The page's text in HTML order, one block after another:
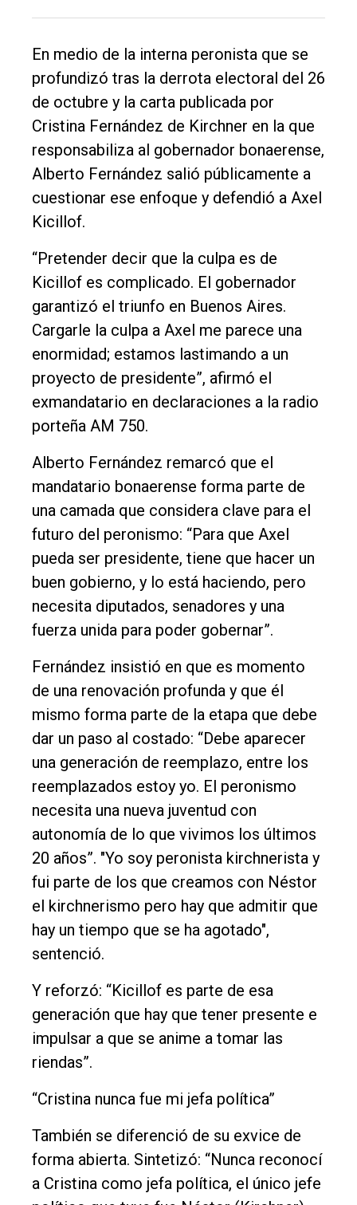
DIARIO
Balcarce
Inicio
Tendencia
Int.
General
Política
Cultura
Entrevistas
Rural
Deportes
Fúnebres
Edición
Empresa
Nosotros
Contacto
En medio de la interna peronista que se
profundizó tras la derrota electoral del 26
de octubre y la carta publicada por
Cristina Fernández de Kirchner en la que
responsabiliza al gobernador bonaerense,
Alberto Fernández salió públicamente a
cuestionar ese enfoque y defendió a Axel
Kicillof.
“Pretender decir que la culpa es de
Kicillof es complicado. El gobernador
garantizó el triunfo en Buenos Aires.
Cargarle la culpa a Axel me parece una
enormidad; estamos lastimando a un
proyecto de presidente”, afirmó el
exmandatario en declaraciones a la radio
porteña AM 750.
Alberto Fernández remarcó que el
mandatario bonaerense forma parte de
una camada que considera clave para el
futuro del peronismo: “Para que Axel
pueda ser presidente, tiene que hacer un
buen gobierno, y lo está haciendo, pero
necesita diputados, senadores y una
fuerza unida para poder gobernar”.
Fernández insistió en que es momento
de una renovación profunda y que él
mismo forma parte de la etapa que debe
dar un paso al costado: “Debe aparecer
una generación de reemplazo, entre los
reemplazados estoy yo. El peronismo
necesita una nueva juventud con
autonomía de lo que vivimos los últimos
20 años”. "Yo soy peronista kirchnerista y
fui parte de los que creamos con Néstor
el kirchnerismo pero hay que admitir que
hay un tiempo que se ha agotado",
sentenció.
Y reforzó: “Kicillof es parte de esa
generación que hay que tener presente e
impulsar a que se anime a tomar las
riendas”.
“Cristina nunca fue mi jefa política”
También se diferenció de su exvice de
forma abierta. Sintetizó: “Nunca reconocí
a Cristina como jefa política, el único jefe